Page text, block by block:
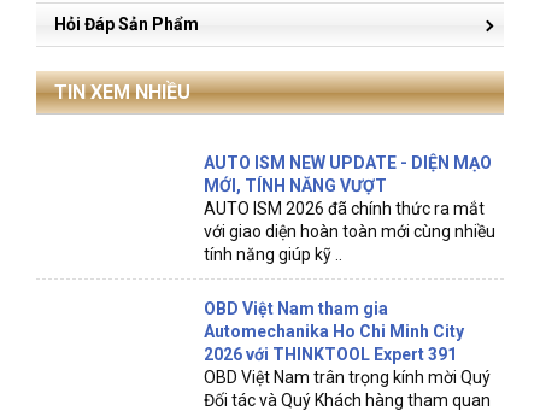
Hỏi Đáp Sản Phẩm
TIN XEM NHIỀU
AUTO ISM NEW UPDATE - DIỆN MẠO
MỚI, TÍNH NĂNG VƯỢT
AUTO ISM 2026 đã chính thức ra mắt
với giao diện hoàn toàn mới cùng nhiều
tính năng giúp kỹ ..
OBD Việt Nam tham gia
Automechanika Ho Chi Minh City
2026 với THINKTOOL Expert 391
OBD Việt Nam trân trọng kính mời Quý
Đối tác và Quý Khách hàng tham quan